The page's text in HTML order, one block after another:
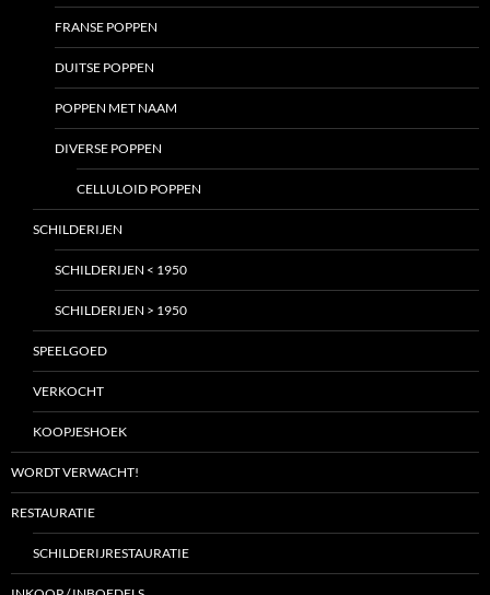
FRANSE POPPEN
DUITSE POPPEN
POPPEN MET NAAM
DIVERSE POPPEN
CELLULOID POPPEN
SCHILDERIJEN
SCHILDERIJEN < 1950
SCHILDERIJEN > 1950
SPEELGOED
VERKOCHT
KOOPJESHOEK
WORDT VERWACHT!
RESTAURATIE
SCHILDERIJRESTAURATIE